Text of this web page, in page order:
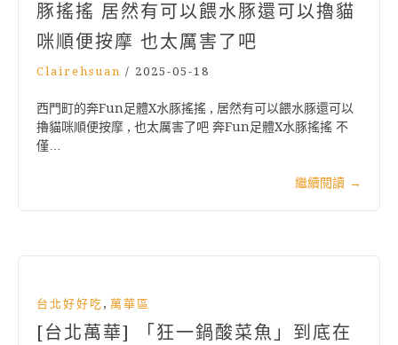
豚搖搖 居然有可以餵水豚還可以擼貓
咪順便按摩 也太厲害了吧
Clairehsuan / 2025-05-18
西門町的奔Fun足體X水豚搖搖 , 居然有可以餵水豚還可以
擼貓咪順便按摩 , 也太厲害了吧 奔Fun足體X水豚搖搖 不
僅…
繼續閱讀 →
台北好好吃 , 萬華區
[台北萬華] 「狂一鍋酸菜魚」到底在